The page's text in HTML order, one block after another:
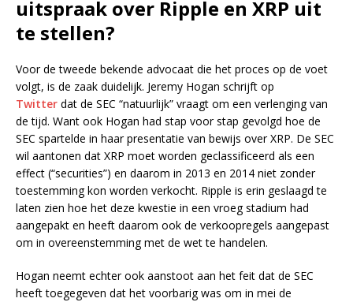
uitspraak over Ripple en XRP uit
te stellen?
Voor de tweede bekende advocaat die het proces op de voet
volgt, is de zaak duidelijk. Jeremy Hogan schrijft op
Twitter dat de SEC “natuurlijk” vraagt om een verlenging van
de tijd. Want ook Hogan had stap voor stap gevolgd hoe de
SEC spartelde in haar presentatie van bewijs over XRP. De SEC
wil aantonen dat XRP moet worden geclassificeerd als een
effect (“securities”) en daarom in 2013 en 2014 niet zonder
toestemming kon worden verkocht. Ripple is erin geslaagd te
laten zien hoe het deze kwestie in een vroeg stadium had
aangepakt en heeft daarom ook de verkoopregels aangepast
om in overeenstemming met de wet te handelen.
Hogan neemt echter ook aanstoot aan het feit dat de SEC
heeft toegegeven dat het voorbarig was om in mei de